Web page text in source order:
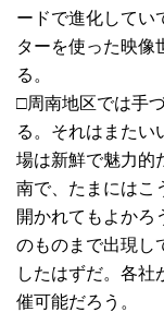
ードで進化してい
ターを使った映像
る。
□周南地区では手
る。それはまたい
場は新鮮で魅力的
南で、たまにはこ
開かれてもよかろ
のものまで出現し
したはずだ。各社
催可能だろう。